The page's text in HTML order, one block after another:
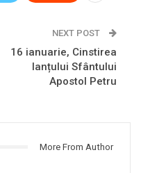
NEXT POST
16 ianuarie, Cinstirea
lanțului Sfântului
Apostol Petru
More From Author